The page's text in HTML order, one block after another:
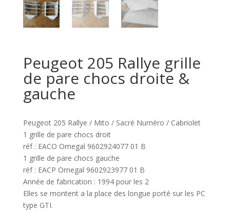
Peugeot 205 Rallye grille
de pare chocs droite &
gauche
Peugeot 205 Rallye / Mito / Sacré Numéro / Cabriolet
1 grille de pare chocs droit
réf : EACO Omegal 9602924077 01 B
1 grille de pare chocs gauche
réf : EACP Omegal 9602923977 01 B
Année de fabrication : 1994 pour les 2
Elles se montent a la place des longue porté sur les PC
type GTI.